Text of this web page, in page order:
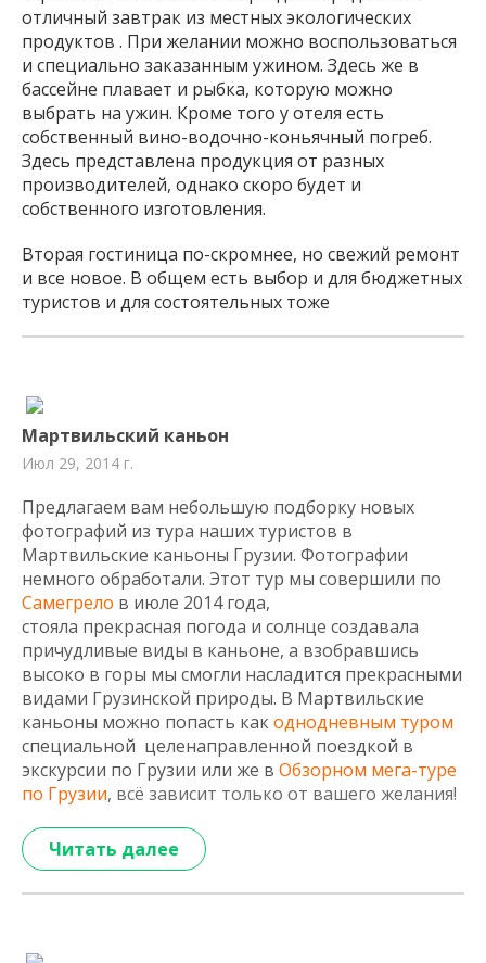
отличный завтрак из местных экологических
продуктов . При желании можно воспользоваться
и специально заказанным ужином. Здесь же в
бассейне плавает и рыбка, которую можно
выбрать на ужин. Кроме того у отеля есть
собственный вино-водочно-коньячный погреб.
Здесь представлена продукция от разных
производителей, однако скоро будет и
собственного изготовления.
Вторая гостиница по-скромнее, но свежий ремонт
и все новое. В общем есть выбор и для бюджетных
туристов и для состоятельных тоже
Мартвильский каньон
Июл 29, 2014 г.
Предлагаем вам небольшую подборку новых
фотографий из тура наших туристов в
Мартвильские каньоны Грузии. Фотографии
немного обработали. Этот тур мы совершили по
Самегрело в июле 2014 года,
стояла прекрасная погода и солнце создавала
причудливые виды в каньоне, а взобравшись
высоко в горы мы смогли насладится прекрасными
видами Грузинской природы. В Мартвильские
каньоны можно попасть какоднодневным туром
специальной целенаправленной поездкой в
экскурсии по Грузии или же в Обзорном мега-туре
по Грузии, всё зависит только от вашего желания!
Читать далее